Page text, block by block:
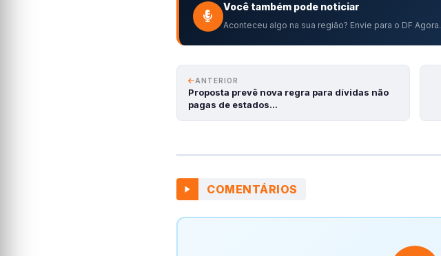
Você também pode noticiar
Aconteceu algo na sua região? Envie para o DF Agora.
ANTERIOR
Proposta prevê nova regra para dívidas não
pagas de estados…
COMENTÁRIOS